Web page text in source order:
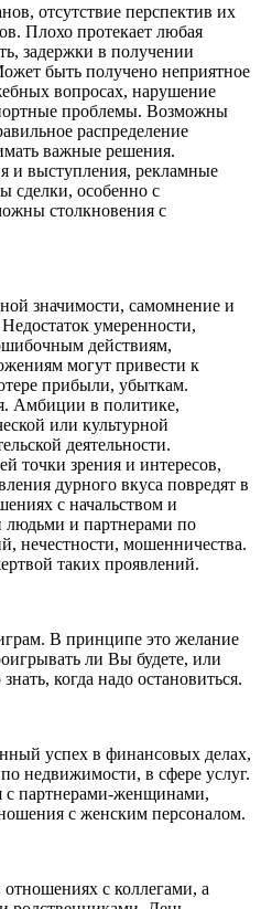
отсутствие перспектив их
Плохо протекает любая
задержки в получении
быть получено неприятное
вопросах, нарушение
проблемы. Возможны
распределение
важные решения.
и выступления, рекламные
сделки, особенно с
столкновения с
значимости, самомнение и
умеренности,
действиям,
могут привести к
прибыли, убыткам.
Амбиции в политике,
или культурной
деятельности.
точки зрения и интересов,
дурного вкуса повредят в
с начальством и
людьми и партнерами по
нечестности, мошенничества.
таких проявлений.
В принципе это желание
ли Вы будете, или
когда надо остановиться.
успех в финансовых делах,
недвижимости, в сфере услуг.
с партнерами-женщинами,
с женским персоналом.
с коллегами, а